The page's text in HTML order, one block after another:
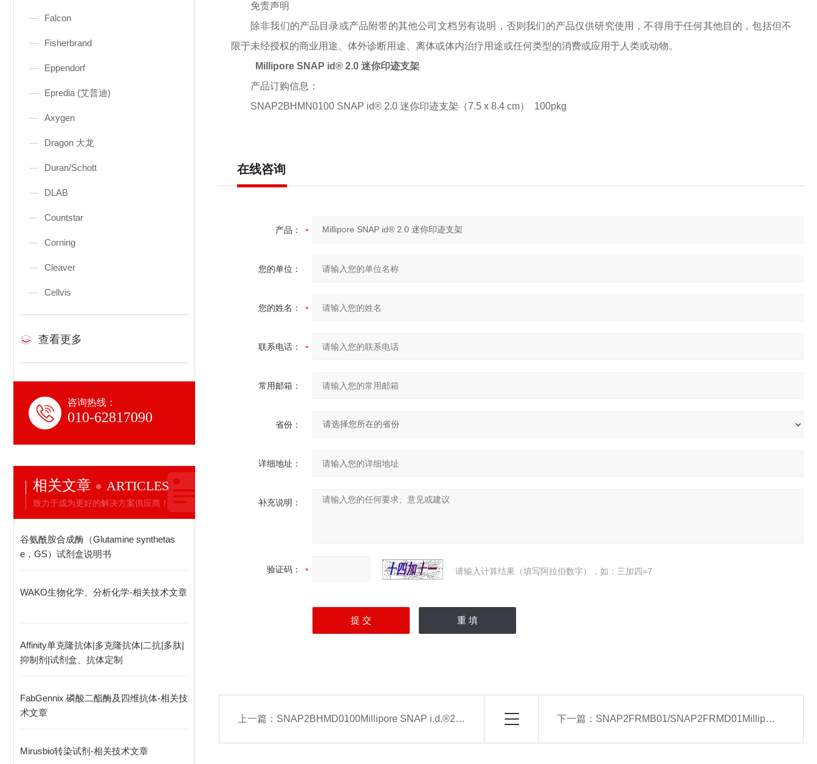
Falcon
Fisherbrand
Eppendorf
Epredia (艾普迪)
Axygen
Dragon 大龙
Duran/Schott
DLAB
Countstar
Corning
Cleaver
Cellvis
查看更多
咨询热线：
010-62817090
相关文章 ARTICLES
致力于成为更好的解决方案供应商！
谷氨酰胺合成酶（Glutamine synthetas
e，GS）试剂盒说明书
WAKO生物化学、分析化学-相关技术文章
Affinity单克隆抗体|多克隆抗体|二抗|多肽|
抑制剂|试剂盒、抗体定制
FabGennix 磷酸二酯酶及四维抗体-相关技
术文章
Mirusbio转染试剂-相关技术文章
免责声明
除非我们的产品目录或产品附带的其他公司文档另有说明，否则我们的产品仅供研究使用，不得用于任何其他目的，包括但不
限于未经授权的商业用途、体外诊断用途、离体或体内治疗用途或任何类型的消费或应用于人类或动物。
Millipore SNAP id® 2.0 迷你印迹支架
产品订购信息：
SNAP2BHMN0100 SNAP id® 2.0 迷你印迹支架（7.5 x 8.4 cm） 100pkg
在线咨询
产品：
您的单位：
您的姓名：
联系电话：
常用邮箱：
省份：
详细地址：
补充说明：
验证码： 请输入计算结果（填写阿拉伯数字），如：三加四=7
上一篇： SNAP2BHMD0100Millipore SNAP i.d.®2.0 Midi Blot支架 下一篇： SNAP2FRMB01/SNAP2FRMD01Millipore SNAP id®2.0 MultiBlot保持架